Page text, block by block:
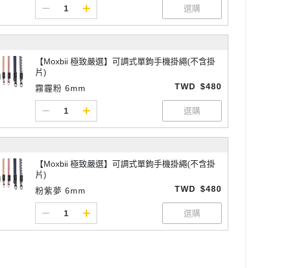
【Moxbii 極致嚴選】可調式單鉤手機掛繩(不含掛
片)
霧霾粉 6mm
TWD $480
【Moxbii 極致嚴選】可調式單鉤手機掛繩(不含掛
片)
粉紫夢 6mm
TWD $480